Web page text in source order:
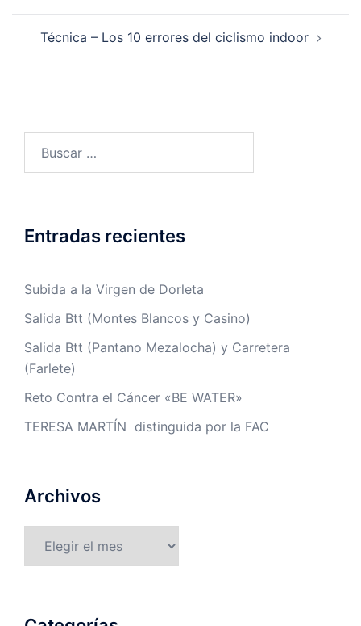
Técnica – Los 10 errores del ciclismo indoor
Entradas recientes
Subida a la Virgen de Dorleta
Salida Btt (Montes Blancos y Casino)
Salida Btt (Pantano Mezalocha) y Carretera
(Farlete)
Reto Contra el Cáncer «BE WATER»
TERESA MARTÍN distinguida por la FAC
Archivos